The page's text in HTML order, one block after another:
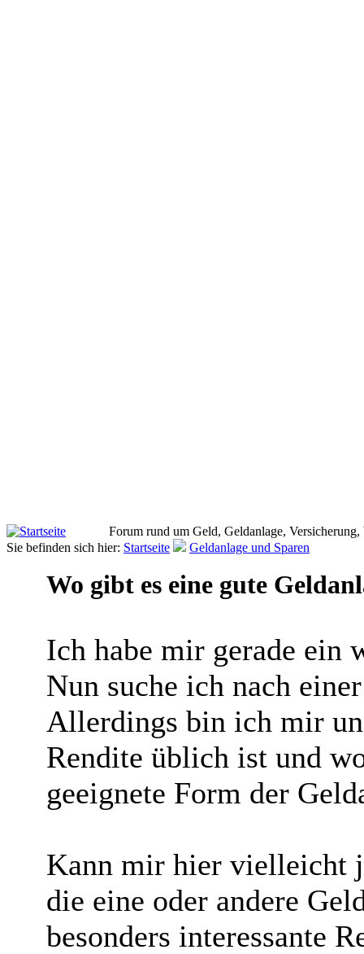
Forum rund um Geld, Geldanlage,
Sie befinden sich hier: Startseite Geldanlage und Sparen
Wo gibt es eine gute
Ich habe mir gerade ein
Nun suche ich nach
Allerdings bin ich mir
Rendite üblich ist und
geeignete Form der
Kann mir hier vielleicht
die eine oder andere
besonders interessante